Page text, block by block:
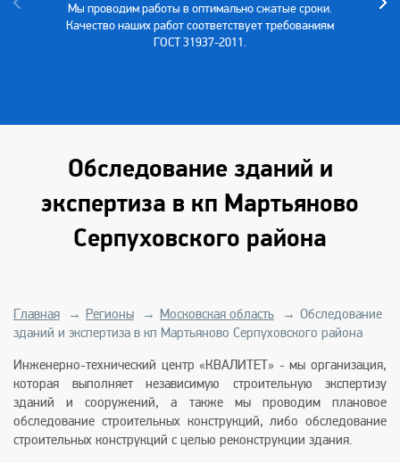
Мы проводим работы в оптимально сжатые сроки.
Качество наших работ соответствует требованиям
ГОСТ 31937-2011.
Обследование зданий и
экспертиза в кп Мартьяново
Серпуховского района
Главная → Регионы → Московская область → Обследование
зданий и экспертиза в кп Мартьяново Серпуховского района
Инженерно-технический центр «КВАЛИТЕТ» - мы организация,
которая выполняет независимую строительную экспертизу
зданий и сооружений, а также мы проводим плановое
обследование строительных конструкций, либо обследование
строительных конструкций с целью реконструкции здания.